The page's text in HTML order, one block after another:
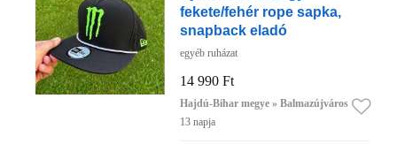
fekete/fehér rope sapka,
snapback eladó
egyéb ruházat
14 990 Ft
Hajdú-Bihar megye » Balmazújváros
13 napja